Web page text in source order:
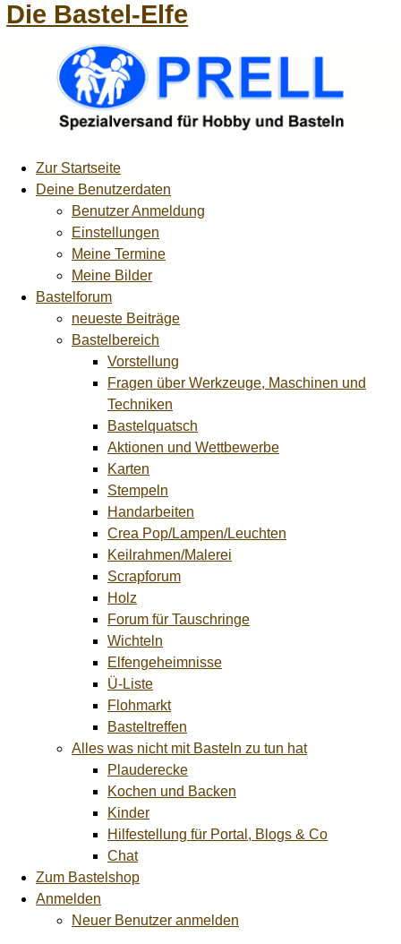
Die Bastel-Elfe
Zur Startseite
Deine Benutzerdaten
Benutzer Anmeldung
Einstellungen
Meine Termine
Meine Bilder
Bastelforum
neueste Beiträge
Bastelbereich
Vorstellung
Fragen über Werkzeuge, Maschinen und
Techniken
Bastelquatsch
Aktionen und Wettbewerbe
Karten
Stempeln
Handarbeiten
Crea Pop/Lampen/Leuchten
Keilrahmen/Malerei
Scrapforum
Holz
Forum für Tauschringe
Wichteln
Elfengeheimnisse
Ü-Liste
Flohmarkt
Basteltreffen
Alles was nicht mit Basteln zu tun hat
Plauderecke
Kochen und Backen
Kinder
Hilfestellung für Portal, Blogs & Co
Chat
Zum Bastelshop
Anmelden
Neuer Benutzer anmelden